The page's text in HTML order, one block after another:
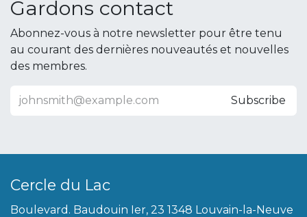
Gardons contact
Abonnez-vous à notre newsletter pour être tenu
au courant des dernières nouveautés et nouvelles
des membres.
Subscribe
Cercle du Lac
Boulevard. Baudouin Ier, 23 1348 Louvain-la-Neuve